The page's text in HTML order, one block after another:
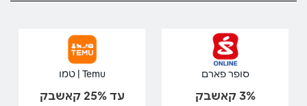
סופר פארם
3% קאשבק
Temu | טמו
עד 25% קאשבק